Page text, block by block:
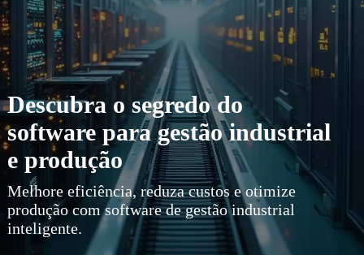
Descubra o segredo do
software para gestão industrial
e produção
Melhore eficiência, reduza custos e otimize
produção com software de gestão industrial
inteligente.